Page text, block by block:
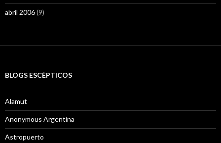
abril 2006(9)
BLOGS ESCÉPTICOS
Alamut
Anonymous Argentina
Astropuerto